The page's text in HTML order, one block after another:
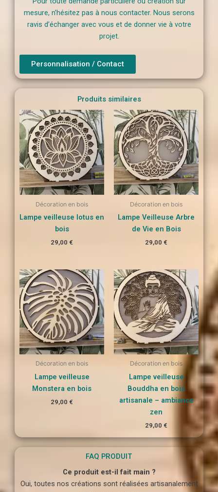
mesure, n’hésitez pas à nous contacter. Nous serons
ravis d’échanger avec vous et de donner vie à votre
projet.
Personnalisation / Contact
Produits similaires
Décoration en bois
Lampe veilleuse lotus en
bois
29,00 €
Décoration en bois
Lampe Veilleuse Arbre
de Vie en Bois
29,00 €
Décoration en bois
Lampe veilleuse
Monstera en bois
29,00 €
Décoration en bois
Lampe veilleuse
Bouddha en bois
artisanale – ambiance
zen
29,00 €
FAQ PRODUIT
Ce produit est-il fait main ?
Oui, toutes nos créations sont réalisées artisanalement